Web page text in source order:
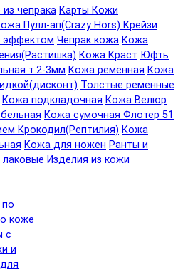
чепрака Карты Кожи
Пулл-ап(Crazy Hors) Крейзи
эффектом Чепрак кожа Кожа
Кожа Краст Юфть
т.2-3мм Кожа ременная Кожа
Толстые ременные
Кожа подкладочная Кожа Велюр
Кожа сумочная Флотер 51
Крокодил(Рептилия) Кожа
Кожа для ножен Ранты и
Изделия из кожи
коже
с
и